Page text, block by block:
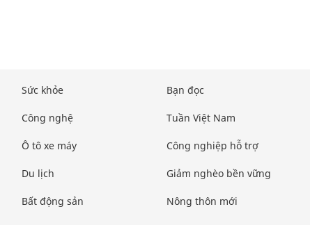
Sức khỏe
Công nghệ
Ô tô xe máy
Du lịch
Bất động sản
Bạn đọc
Tuần Việt Nam
Công nghiệp hỗ trợ
Giảm nghèo bền vững
Nông thôn mới